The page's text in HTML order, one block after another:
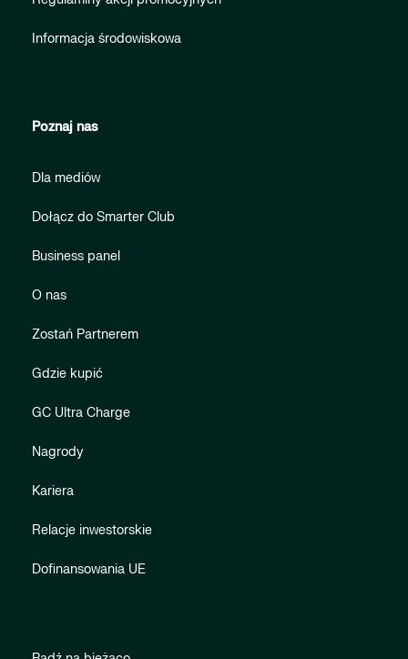
Informacja środowiskowa
Poznaj nas
Dla mediów
Dołącz do Smarter Club
Business panel
O nas
Zostań Partnerem
Gdzie kupić
GC Ultra Charge
Nagrody
Kariera
Relacje inwestorskie
Dofinansowania UE